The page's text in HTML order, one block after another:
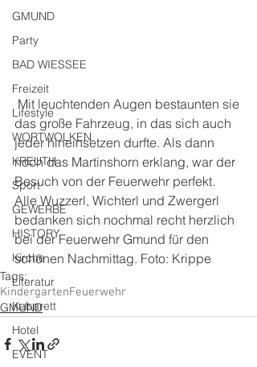
GMUND
Party
BAD WIESSEE
Freizeit
Lifestyle
WORTWOLKEN
KREUTH
Sport
GEWERBE
HISTORY
Kirche
Literatur
Kabarett
Hotel
EVENT
das große Fahrzeug, in das sich auch
jeder hineinsetzen durfte. Als dann
noch das Martinshorn erklang, war der
Besuch von der Feuerwehr perfekt.
Alle Wuzzerl, Wichterl und Zwergerl
bedanken sich nochmal recht herzlich
bei der Feuerwehr Gmund für den
schönen Nachmittag. Foto: Krippe
Tags:
KindergartenFeuerwehr
GMUND